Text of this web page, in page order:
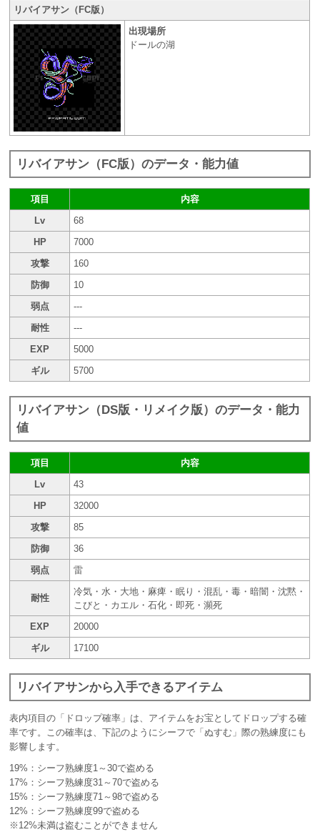
リバイアサン（FC版）
出現場所
ドールの湖
リバイアサン（FC版）のデータ・能力値
項目
内容
Lv
68
HP
7000
攻撃
160
防御
10
弱点
---
耐性
---
EXP
5000
ギル
5700
リバイアサン（DS版・リメイク版）のデータ・能力
値
項目
内容
Lv
43
HP
32000
攻撃
85
防御
36
弱点
雷
耐性
冷気・水・大地・麻痺・眠り・混乱・毒・暗闇・沈黙・
こびと・カエル・石化・即死・瀕死
EXP
20000
ギル
17100
リバイアサンから入手できるアイテム
表内項目の「ドロップ確率」は、アイテムをお宝としてドロップする確
率です。この確率は、下記のようにシーフで「ぬすむ」際の熟練度にも
影響します。
19%：シーフ熟練度1～30で盗める
17%：シーフ熟練度31～70で盗める
15%：シーフ熟練度71～98で盗める
12%：シーフ熟練度99で盗める
※12%未満は盗むことができません